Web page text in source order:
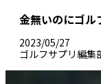
金無いのにゴル
2023/05/27
ゴルフサプリ編